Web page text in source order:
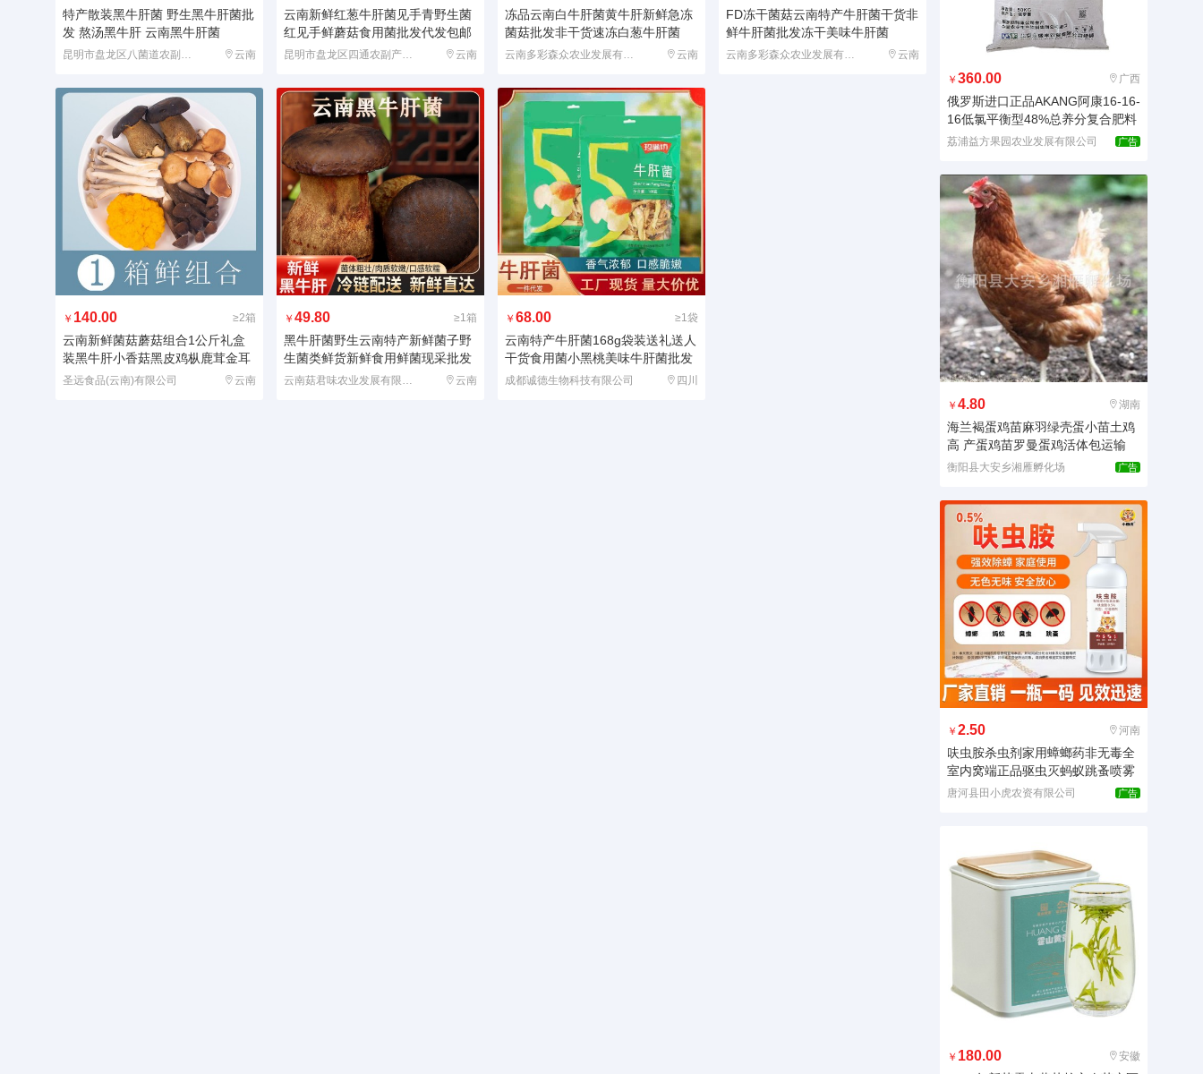
特产散装黑牛肝菌 野生黑牛肝菌批
发 熬汤黑牛肝 云南黑牛肝菌
昆明市盘龙区八菌道农副产品经营部 云南
云南新鲜红葱牛肝菌见手青野生菌
红见手鲜蘑菇食用菌批发代发包邮
昆明市盘龙区四通农副产品经营部 云南
冻品云南白牛肝菌黄牛肝新鲜急冻
菌菇批发非干货速冻白葱牛肝菌
云南多彩森众农业发展有限公司 云南
FD冻干菌菇云南特产牛肝菌干货非
鲜牛肝菌批发冻干美味牛肝菌
云南多彩森众农业发展有限公司 云南
￥ 140.00 ≥2箱
云南新鲜菌菇蘑菇组合1公斤礼盒
装黑牛肝小香菇黑皮鸡枞鹿茸金耳
圣远食品(云南)有限公司 云南
￥ 49.80 ≥1箱
黑牛肝菌野生云南特产新鲜菌子野
生菌类鲜货新鲜食用鲜菌现采批发
云南菇君味农业发展有限公司 云南
￥ 68.00 ≥1袋
云南特产牛肝菌168g袋装送礼送人
干货食用菌小黑桃美味牛肝菌批发
成都诚德生物科技有限公司 四川
￥ 360.00 广西
俄罗斯进口正品AKANG阿康16-16-
16低氯平衡型48%总养分复合肥料
荔浦益方果园农业发展有限公司 广告
￥ 4.80 湖南
海兰褐蛋鸡苗麻羽绿壳蛋小苗土鸡
高 产蛋鸡苗罗曼蛋鸡活体包运输
衡阳县大安乡湘雁孵化场 广告
￥ 2.50 河南
呋虫胺杀虫剂家用蟑螂药非无毒全
室内窝端正品驱虫灭蚂蚁跳蚤喷雾
唐河县田小虎农资有限公司 广告
￥ 180.00 安徽